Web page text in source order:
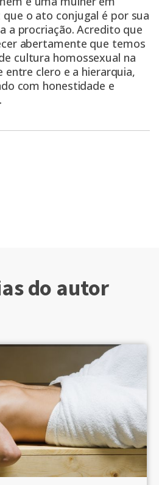
o ato conjugal é por sua
a procriação. Acredito que
abertamente que temos
cultura homossexual na
entre clero e a hierarquia,
com honestidade e
do autor